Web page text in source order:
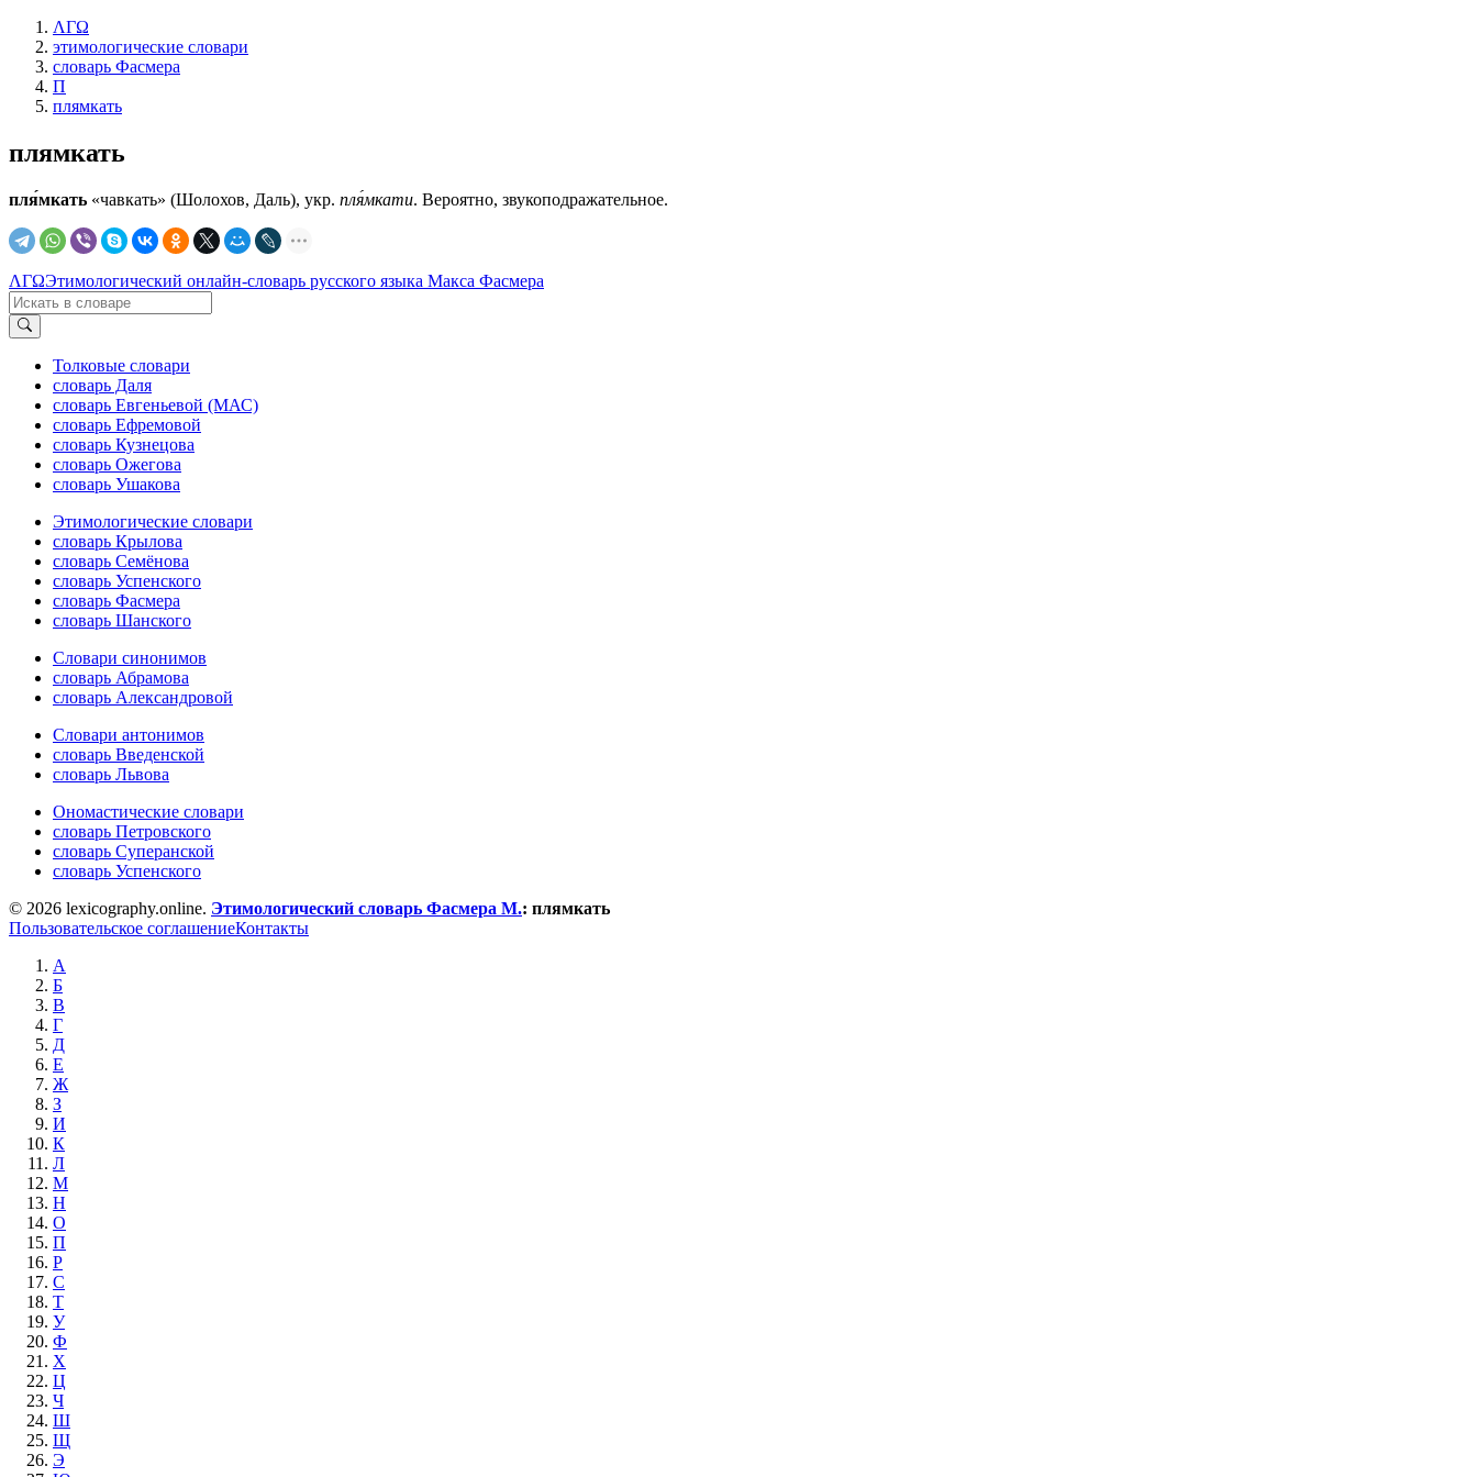
ΛΓΩ
этимологические словари
словарь Фасмера
П
плямкать
плямкать
пля́мкать «чавкать» (Шолохов, Даль), укр. пля́мкати. Вероятно, звукоподражательное.
ΛΓΩЭтимологический онлайн-словарь русского языка Макса Фасмера
Толковые словари
словарь Даля
словарь Евгеньевой (МАС)
словарь Ефремовой
словарь Кузнецова
словарь Ожегова
словарь Ушакова
Этимологические словари
словарь Крылова
словарь Семёнова
словарь Успенского
словарь Фасмера
словарь Шанского
Словари синонимов
словарь Абрамова
словарь Александровой
Словари антонимов
словарь Введенской
словарь Львова
Ономастические словари
словарь Петровского
словарь Суперанской
словарь Успенского
© 2026 lexicography.online. Этимологический словарь Фасмера М.: плямкать
Пользовательское соглашениеКонтакты
А
Б
В
Г
Д
Е
Ж
З
И
К
Л
М
Н
О
П
Р
С
Т
У
Ф
Х
Ц
Ч
Ш
Щ
Э